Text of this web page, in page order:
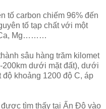
tố carbon chiếm 96% đến
tố tạp chất với một
Mg………
sâu hàng trăm kilomet
dưới mặt đất), dưới
độ khoảng 1200 độ C, áp
tìm thấy tại Ấn Độ vào